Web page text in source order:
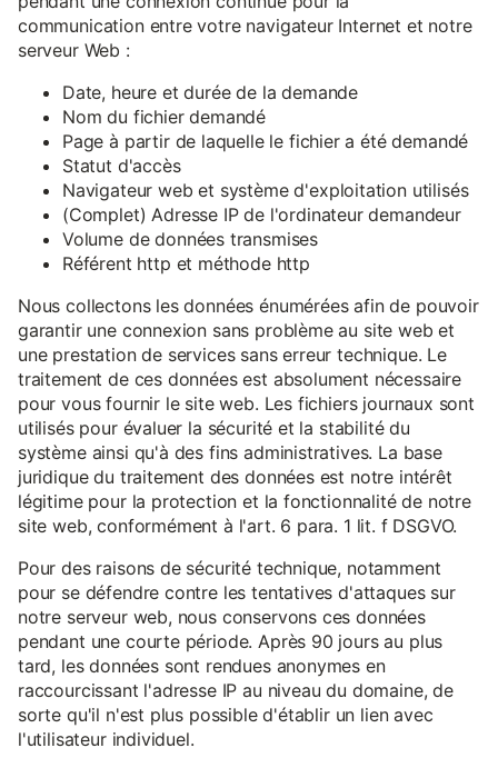
communication entre votre navigateur Internet et notre
serveur Web :
Date, heure et durée de la demande
Nom du fichier demandé
Page à partir de laquelle le fichier a été demandé
Statut d'accès
Navigateur web et système d'exploitation utilisés
(Complet) Adresse IP de l'ordinateur demandeur
Volume de données transmises
Référent http et méthode http
Nous collectons les données énumérées afin de pouvoir
garantir une connexion sans problème au site web et
une prestation de services sans erreur technique. Le
traitement de ces données est absolument nécessaire
pour vous fournir le site web. Les fichiers journaux sont
utilisés pour évaluer la sécurité et la stabilité du
système ainsi qu'à des fins administratives. La base
juridique du traitement des données est notre intérêt
légitime pour la protection et la fonctionnalité de notre
site web, conformément à l'art. 6 para. 1 lit. f DSGVO.
Pour des raisons de sécurité technique, notamment
pour se défendre contre les tentatives d'attaques sur
notre serveur web, nous conservons ces données
pendant une courte période. Après 90 jours au plus
tard, les données sont rendues anonymes en
raccourcissant l'adresse IP au niveau du domaine, de
sorte qu'il n'est plus possible d'établir un lien avec
l'utilisateur individuel.